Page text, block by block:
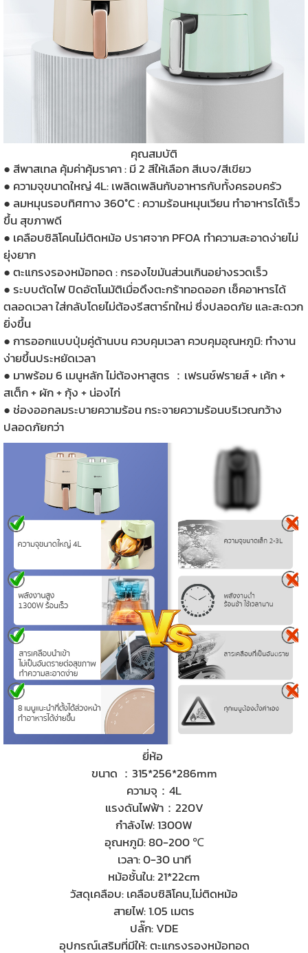
คุณสมบัติ
● สีพาสเทล คุ้มค่าคุ้มราคา : มี 2 สีให้เลือก สีเบจ/สีเขียว
● ความจุขนาดใหญ่ 4L: เพลิดเพลินกับอาหารกับทั้งครอบครัว
● ลมหมุนรอบทิศทาง 360°C : ความร้อนหมุนเวียน ทำอาหารได้เร็ว
ขึ้น สุขภาพดี
● เคลือบซิลิโคนไม่ติดหม้อ ปราศจาก PFOA ทำความสะอาดง่ายไม่
ยุ่งยาก
● ตะแกรงรองหม้อทอด : กรองไขมันส่วนเกินอย่างรวดเร็ว
● ระบบตัดไฟ ปิดอัตโนมัติเมื่อดึงตะกร้าทอดออก เช็คอาหารได้
ตลอดเวลา ใส่กลับโดยไม่ต้องรีสตาร์ทใหม่ ซึ่งปลอดภัย และสะดวก
ยิ่งขึ้น
● การออกแบบปุ่มคู่ด้านบน ควบคุมเวลา ควบคุมอุณหภูมิ: ทำงาน
ง่ายขึ้นประหยัดเวลา
● มาพร้อม 6 เมนูหลัก ไม่ต้องหาสูตร ：เฟรนช์ฟรายส์ + เค้ก +
สเต็ก + ผัก + กุ้ง + น่องไก่
● ช่องออกลมระบายความร้อน กระจายความร้อนบริเวณกว้าง
ปลอดภัยกว่า
ยี่ห้อ
ขนาด ：315*256*286mm
ความจุ：4L
แรงดันไฟฟ้า：220V
กำลังไฟ: 1300W
อุณหภูมิ: 80-200 ℃
เวลา: 0-30 นาที
หม้อชั้นใน: 21*22cm
วัสดุเคลือบ: เคลือบซิลิโคน,ไม่ติดหม้อ
สายไฟ: 1.05 เมตร
ปลั๊ก: VDE
อุปกรณ์เสริมที่มีให้: ตะแกรงรองหม้อทอด